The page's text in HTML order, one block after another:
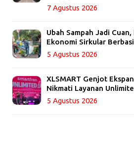
7 Agustus 2026
Ubah Sampah Jadi
Ekonomi Sirkular
5 Agustus 2026
XLSMART Genjot
Nikmati Layanan
5 Agustus 2026